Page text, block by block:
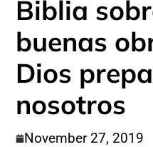
Biblia
buenas
Dios
nosotros
November 27, 2019